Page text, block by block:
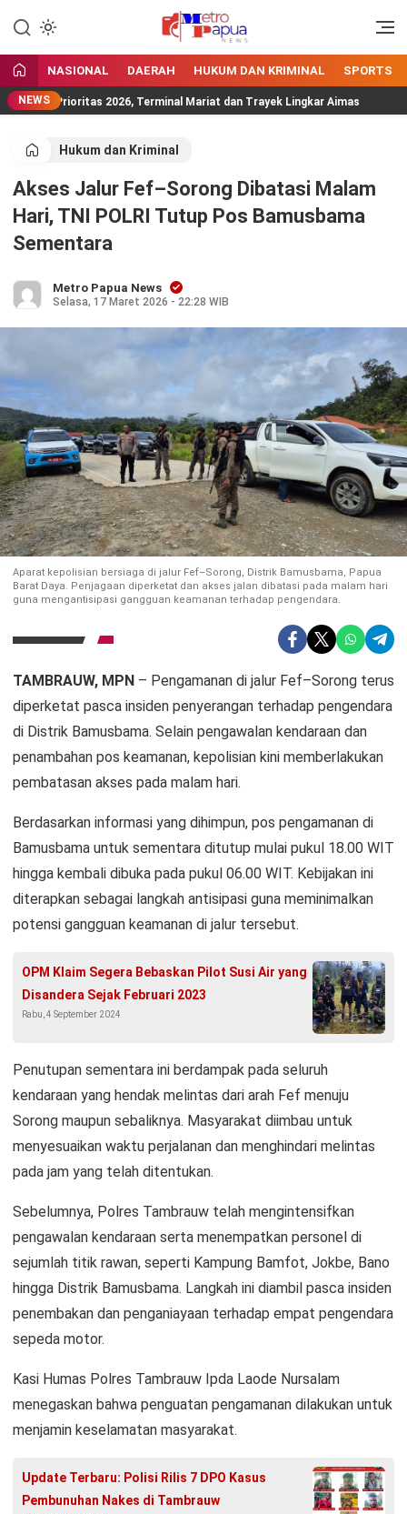
MetroPapua News
Jangan Gentar Bicara Benar
NASIONAL DAERAH HUKUM DAN KRIMINAL SPORTS
NEWS
Prioritas 2026, Terminal Mariat dan Trayek Lingkar Aimas
Hukum dan Kriminal
Akses Jalur Fef–Sorong Dibatasi Malam
Hari, TNI POLRI Tutup Pos Bamusbama
Sementara
Metro Papua News
Selasa, 17 Maret 2026 - 22:28 WIB
Aparat kepolisian bersiaga di jalur Fef–Sorong, Distrik Bamusbama, Papua
Barat Daya. Penjagaan diperketat dan akses jalan dibatasi pada malam hari
guna mengantisipasi gangguan keamanan terhadap pengendara.
TAMBRAUW, MPN – Pengamanan di jalur Fef–Sorong terus
diperketat pasca insiden penyerangan terhadap pengendara
di Distrik Bamusbama. Selain pengawalan kendaraan dan
penambahan pos keamanan, kepolisian kini memberlakukan
pembatasan akses pada malam hari.
Berdasarkan informasi yang dihimpun, pos pengamanan di
Bamusbama untuk sementara ditutup mulai pukul 18.00 WIT
hingga kembali dibuka pada pukul 06.00 WIT. Kebijakan ini
diterapkan sebagai langkah antisipasi guna meminimalkan
potensi gangguan keamanan di jalur tersebut.
OPM Klaim Segera Bebaskan Pilot Susi Air yang
Disandera Sejak Februari 2023
Rabu, 4 September 2024
Penutupan sementara ini berdampak pada seluruh
kendaraan yang hendak melintas dari arah Fef menuju
Sorong maupun sebaliknya. Masyarakat diimbau untuk
menyesuaikan waktu perjalanan dan menghindari melintas
pada jam yang telah ditentukan.
Sebelumnya, Polres Tambrauw telah mengintensifkan
pengawalan kendaraan serta menempatkan personel di
sejumlah titik rawan, seperti Kampung Bamfot, Jokbe, Bano
hingga Distrik Bamusbama. Langkah ini diambil pasca insiden
penembakan dan penganiayaan terhadap empat pengendara
sepeda motor.
Kasi Humas Polres Tambrauw Ipda Laode Nursalam
menegaskan bahwa penguatan pengamanan dilakukan untuk
menjamin keselamatan masyarakat.
Update Terbaru: Polisi Rilis 7 DPO Kasus
Pembunuhan Nakes di Tambrauw